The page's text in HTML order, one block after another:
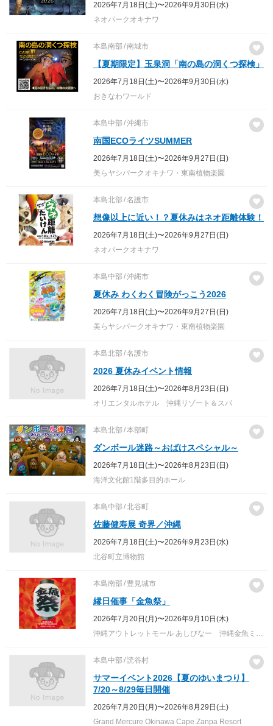
2026年7月18日(土)〜2026年9月30日(水)
ネオパークオキナワ
本島南部 南城市
【夏期限定】玉泉洞「南の島の洞くつ探検」
2026年7月18日(土)〜2026年9月30日(水)
おきなわワールド
本島中部 沖縄市
南国ECOライツSUMMER
2026年7月18日(土)〜2026年9月27日(日)
美らヤシパークオキナワ・東南植物楽園
本島北部 名護市
想像以上に近い！？夏休みはネオ距離体験！
2026年7月18日(土)〜2026年9月27日(日)
ネオパークオキナワ
本島中部 沖縄市
夏休み わくわく冒険がっこう2026
2026年7月18日(土)〜2026年9月27日(日)
美らヤシパークオキナワ・東南植物楽園
本島北部 名護市
2026 夏休みイベント情報
2026年7月18日(土)〜2026年8月23日(日)
オリエンタルホテル 沖縄リゾート＆スパ
本島北部 本部町
ダンボール迷路～おばけスペシャル～
2026年7月18日(土)〜2026年8月23日(日)
海洋文化館1階多目的ホール
本島中部 北谷町
佐藤健寿展 奇界／沖縄
2026年7月18日(土)〜2026年9月23日(水)
北谷町立博物館
本島南部 豊見城市
縁日催事「金魚祭」
2026年7月20日(月)〜2026年9月10日(木)
沖縄アウトレットモール あしびなー 沖縄金魚ミュージアム
本島中部 読谷村
サマーイベント2026【夏のゆいまつり】
7/20～8/29毎日開催
2026年7月20日(月)〜2026年8月29日(土)
Grand Mercure Okinawa Cape Zanpa Resort